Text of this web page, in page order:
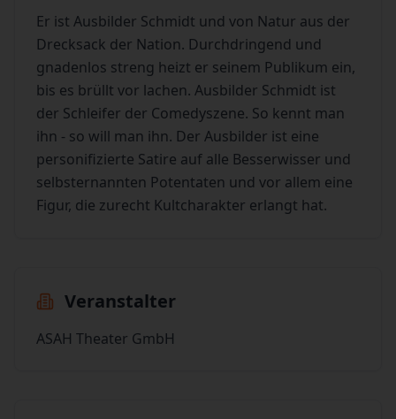
Er ist Ausbilder Schmidt und von Natur aus der
Drecksack der Nation. Durchdringend und
gnadenlos streng heizt er seinem Publikum ein,
bis es brüllt vor lachen. Ausbilder Schmidt ist
der Schleifer der Comedyszene. So kennt man
ihn - so will man ihn. Der Ausbilder ist eine
personifizierte Satire auf alle Besserwisser und
selbsternannten Potentaten und vor allem eine
Figur, die zurecht Kultcharakter erlangt hat.
Veranstalter
ASAH Theater GmbH